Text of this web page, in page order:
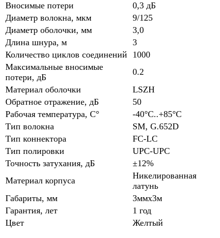
Вносимые потери
0,3 дБ
Диаметр волокна, мкм
9/125
Диаметр оболочки, мм
3,0
Длина шнура, м
3
Количество циклов соединений
1000
Максимальные вносимые
потери, дБ
0.2
Материал оболочки
LSZH
Обратное отражение, дБ
50
Рабочая температура, С°
-40°С..+85°С
Тип волокна
SM, G.652D
Тип коннектора
FC-LC
Тип полировки
UPC-UPC
Точность затухания, дБ
±12%
Материал корпуса
Никелированная
латунь
Габариты, мм
3ммx3м
Гарантия, лет
1 год
Цвет
Желтый